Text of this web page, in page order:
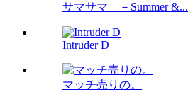
サマサマ －Summer &...
Intruder D
マッチ売りの。